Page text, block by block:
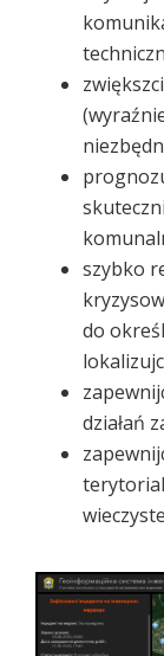
szybko
do
działań